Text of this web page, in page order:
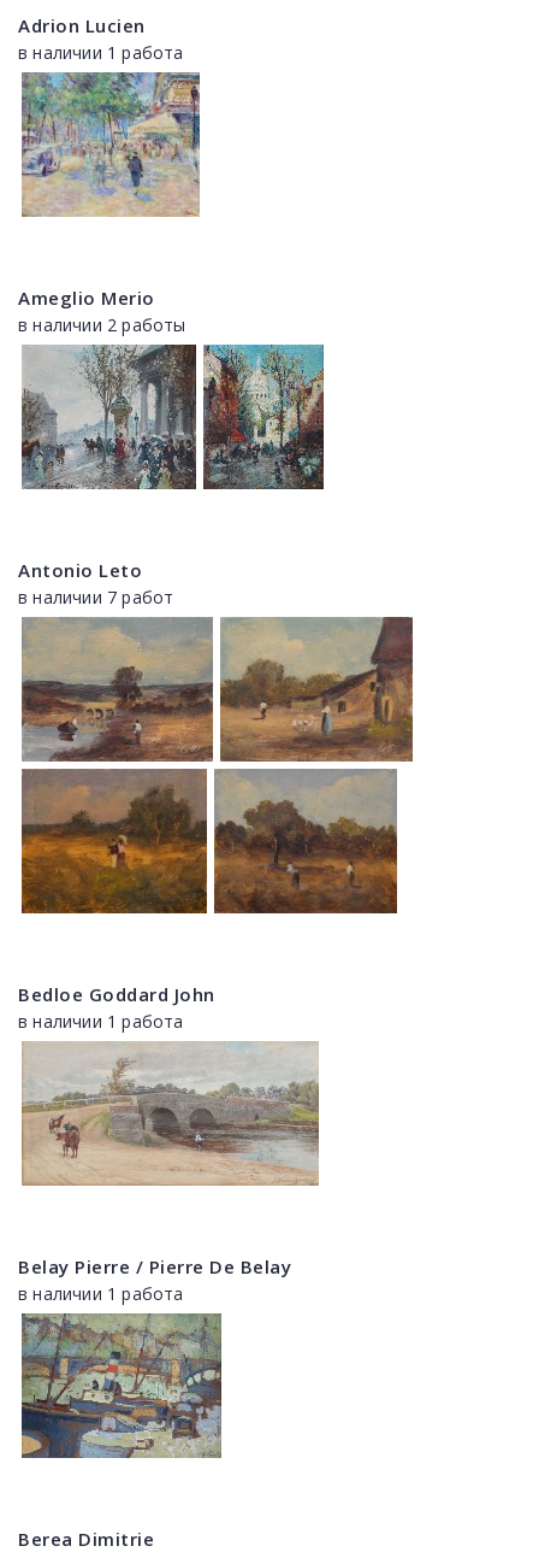
Adrion Lucien
в наличии 1 работа
Ameglio Merio
в наличии 2 работы
Antonio Leto
в наличии 7 работ
Bedloe Goddard John
в наличии 1 работа
Belay Pierre / Pierre De Belay
в наличии 1 работа
Berea Dimitrie